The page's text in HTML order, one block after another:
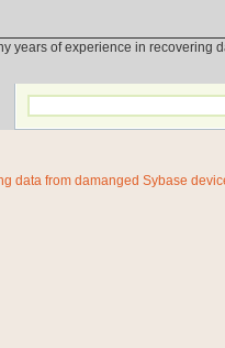
years of experience in recovering
data from damanged Sybase